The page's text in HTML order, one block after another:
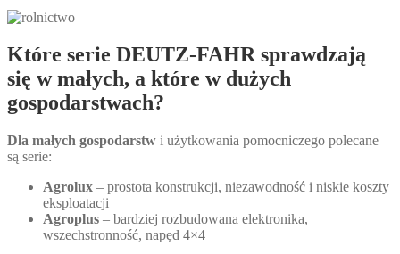
Które serie DEUTZ-FAHR sprawdzają
się w małych, a które w dużych
gospodarstwach?
Dla małych gospodarstw i użytkowania pomocniczego polecane
są serie:
Agrolux – prostota konstrukcji, niezawodność i niskie koszty
eksploatacji
Agroplus – bardziej rozbudowana elektronika,
wszechstronność, napęd 4×4